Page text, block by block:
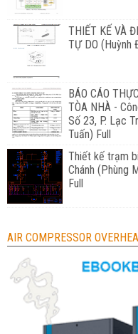
THIẾT KẾ VÀ
TỰ DO (Huỳnh
BÁO CÁO
TÒA NHÀ -
Số 23, P. Lạc
Tuấn) Full
Thiết kế trạm
Chánh (Phùng
Full
AIR COMPRESSOR